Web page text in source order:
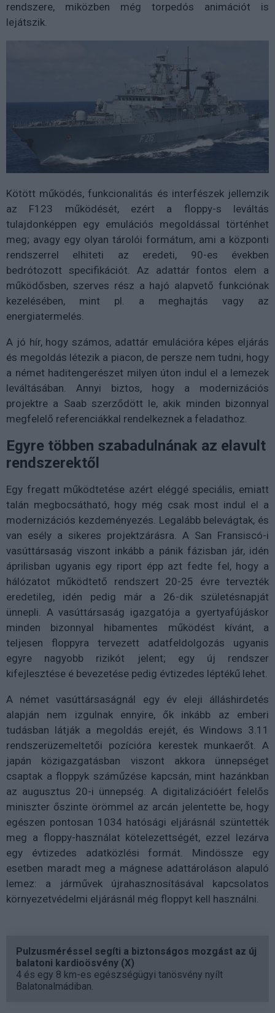
rendszere, miközben még torpedós animációt is
lejátszik.
Kötött működés, funkcionalitás és interfészek jellemzik
az F123 működését, ezért a floppy-s leváltás
tulajdonképpen egy emulációs megoldással történhet
meg; avagy egy olyan tárolói formátum, ami a központi
rendszerrel elhiteti az eredeti, 90-es években
bedrótozott specifikációt. Az adattár fontos elem a
működősben, szerves rész a hajó alapvető funkciónak
kezelésében, mint pl. a meghajtás vagy az
energiatermelés.
A jó hír, hogy számos, adattár emulációra képes eljárás
és megoldás létezik a piacon, de persze nem tudni, hogy
a német haditengerészet milyen úton indul el a lemezek
leváltásában. Annyi biztos, hogy a modernizációs
projektre a Saab szerződött le, akik minden bizonnyal
megfelelő referenciákkal rendelkeznek a feladathoz.
Egyre többen szabadulnának az elavult
rendszerektől
Egy fregatt működtetése azért eléggé speciális, emiatt
talán megbocsátható, hogy még csak most indul el a
modernizációs kezdeményezés. Legalább belevágtak, és
van esély a sikeres projektzárásra. A San Fransiscó-i
vasúttársaság viszont inkább a pánik fázisban jár, idén
áprilisban ugyanis egy riport épp azt fedte fel, hogy a
hálózatot működtető rendszert 20-25 évre tervezték
eredetileg, idén pedig már a 26-dik születésnapját
ünnepli. A vasúttársaság igazgatója a gyertyafújáskor
minden bizonnyal hibamentes működést kívánt, a
teljesen floppyra tervezett adatfeldolgozás ugyanis
egyre nagyobb rizikót jelent; egy új rendszer
kifejlesztése é bevezetése pedig évtizedes léptékű lehet.
A német vasúttársaságnál egy év eleji álláshirdetés
alapján nem izgulnak ennyire, ők inkább az emberi
tudásban látják a megoldás erejét, és Windows 3.11
rendszerüzemeltetői pozícióra kerestek munkaerőt. A
japán közigazgatásban viszont akkora ünnepséget
csaptak a floppyk száműzése kapcsán, mint hazánkban
az augusztus 20-i ünnepség. A digitalizációért felelős
miniszter őszinte örömmel az arcán jelentette be, hogy
egészen pontosan 1034 hatósági eljárásnál szüntették
meg a floppy-használat kötelezettségét, ezzel lezárva
egy évtizedes adatközlési formát. Mindössze egy
esetben maradt meg a mágnese adattároláson alapuló
lemez: a járművek újrahasznosításával kapcsolatos
környezetvédelmi eljárásnál még floppyt kell használni.
Pulzusméréssel segíti a biztonságos mozgást az új
balatoni kardioösvény (X)
4 és egy 8 km-es egészségügyi tanösvény nyílt
Balatonalmádiban.